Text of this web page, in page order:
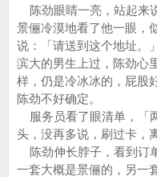
陈劲眼睛一亮，站起来
景俪冷漠地看了他一眼，
说：「请送到这个地址。
滨大的男生上过，陈劲心
样，仍是冷冰冰的，屁
陈劲不好确定。
服务员看了眼清单，「
头，没再多说，刷过卡，
陈劲伸长脖子，看到订
一套大概是景俪的，另一